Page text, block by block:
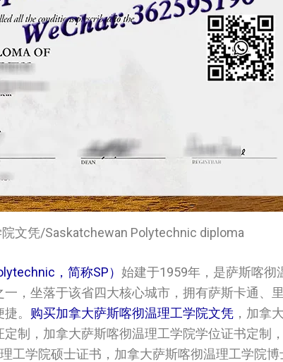
文凭/Saskatchewan Polytechnic diploma
，简称SP） 始建于1959年，是萨斯喀彻
，坐落于该省四大核心城市，拥有萨斯卡通、
。 购买加拿大萨斯喀彻温理工学院‌文凭 ，加拿
制，加拿大萨斯喀彻温理工学院‌学位证书定制
工学院‌硕士证书，加拿大萨斯喀彻温理工学院‌